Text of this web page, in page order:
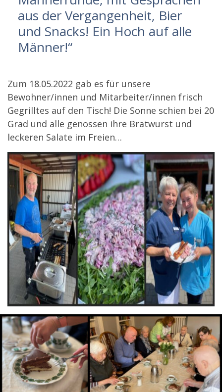
aus der Vergangenheit, Bier
und Snacks! Ein Hoch auf alle
Männer!“
Zum 18.05.2022 gab es für unsere
Bewohner/innen und Mitarbeiter/innen frisch
Gegrilltes auf den Tisch! Die Sonne schien bei 20
Grad und alle genossen ihre Bratwurst und
leckeren Salate im Freien…